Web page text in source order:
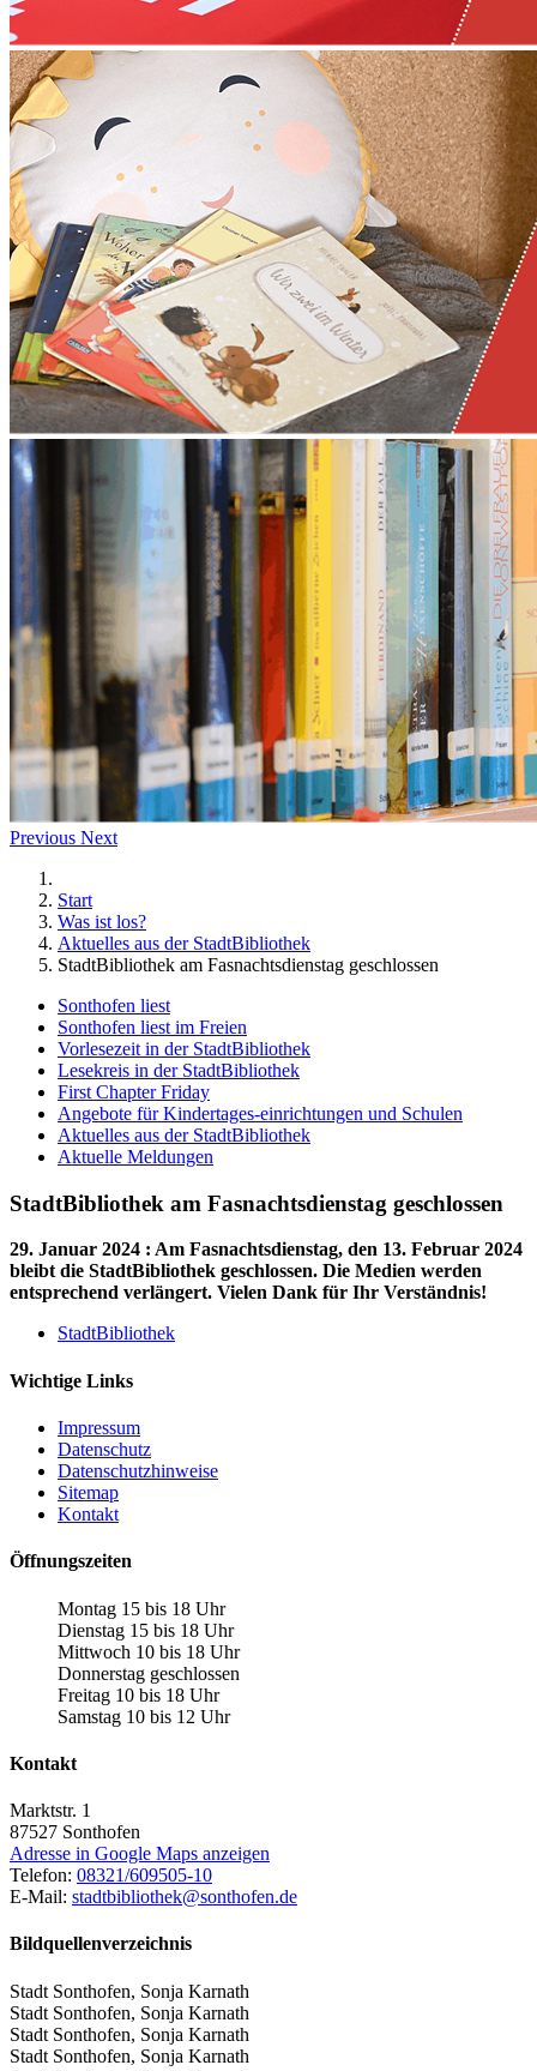
Previous Next
Start
Was ist los?
Aktuelles aus der StadtBibliothek
StadtBibliothek am Fasnachtsdienstag geschlossen
Sonthofen liest
Sonthofen liest im Freien
Vorlesezeit in der StadtBibliothek
Lesekreis in der StadtBibliothek
First Chapter Friday
Angebote für Kindertages-einrichtungen und Schulen
Aktuelles aus der StadtBibliothek
Aktuelle Meldungen
StadtBibliothek am Fasnachtsdienstag geschlossen
29. Januar 2024 : Am Fasnachtsdienstag, den 13. Februar 2024
bleibt die StadtBibliothek geschlossen. Die Medien werden
entsprechend verlängert. Vielen Dank für Ihr Verständnis!
StadtBibliothek
Wichtige Links
Impressum
Datenschutz
Datenschutzhinweise
Sitemap
Kontakt
Öffnungszeiten
Montag 15 bis 18 Uhr
Dienstag 15 bis 18 Uhr
Mittwoch 10 bis 18 Uhr
Donnerstag geschlossen
Freitag 10 bis 18 Uhr
Samstag 10 bis 12 Uhr
Kontakt
Marktstr. 1
87527 Sonthofen
Adresse in Google Maps anzeigen
Telefon: 08321/609505-10
E-Mail: stadtbibliothek@sonthofen.de
Bildquellenverzeichnis
Stadt Sonthofen, Sonja Karnath
Stadt Sonthofen, Sonja Karnath
Stadt Sonthofen, Sonja Karnath
Stadt Sonthofen, Sonja Karnath